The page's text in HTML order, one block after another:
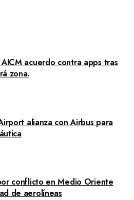
acuerdo contra apps tras
zona.
alianza con Airbus para
conflicto en Medio Oriente
de aerolíneas